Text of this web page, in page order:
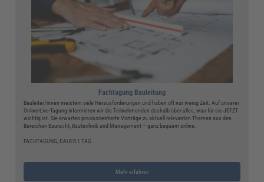
Fachtagung Bauleitung
Bauleiter/innen meistern viele Herausforderungen und haben oft nur wenig Zeit. Auf unserer
Online-Live-Tagung informieren wir die Teilnehmenden deshalb über alles, was für sie JETZT
wichtig ist. Sie erwarten praxisorientierte Vorträge zu aktuell relevanten Themen aus den
Bereichen Baurecht, Bautechnik und Management – ganz bequem online.
FACHTAGUNG, DAUER 1 TAG
Mehr erfahren